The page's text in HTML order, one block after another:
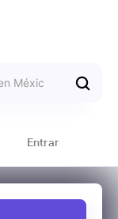
Entrar